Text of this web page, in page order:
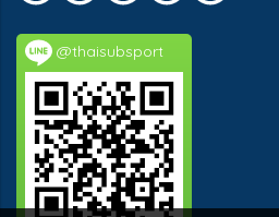
@thaisubsport